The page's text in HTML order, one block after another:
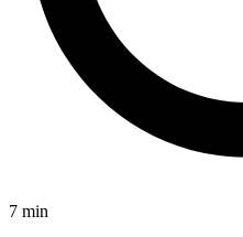
7 min